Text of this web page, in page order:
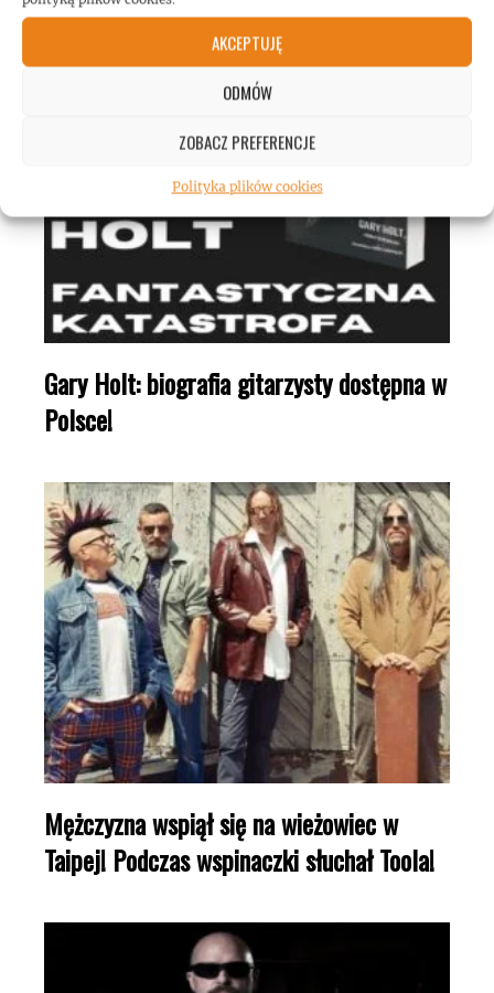
AKCEPTUJĘ
ODMÓW
ZOBACZ PREFERENCJE
Polityka plików cookies
Gary Holt: biografia gitarzysty dostępna w
Polsce!
Mężczyzna wspiął się na wieżowiec w
Taipej! Podczas wspinaczki słuchał Toola!